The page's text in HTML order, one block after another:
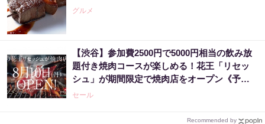
グルメ
【渋谷】参加費2500円で5000円相当の飲み放
題付き焼肉コースが楽しめる！花王「リセッ
シュ」が期間限定で焼肉店をオープン《予約
受付中》
セール
Recommended by